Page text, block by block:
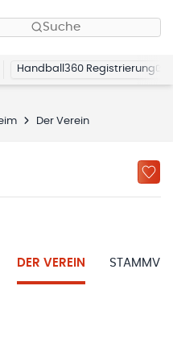
Suche
Handball360 Registrierung
Der Verein
DER VEREIN